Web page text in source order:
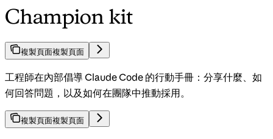
Champion kit
複製頁面複製頁面
工程師在內部倡導 Claude Code 的行動手冊：分享什麼、如
何回答問題，以及如何在團隊中推動採用。
複製頁面複製頁面